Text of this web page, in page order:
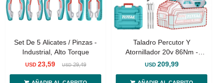
Set De 5 Alicates / Pinzas -
Industrial, Alto Torque
USD 23,59 USD 29,49
Taladro Percutor Y
Atornillador 20v 86Nm -
Doble Batería, Cargador Y
USD 209,99